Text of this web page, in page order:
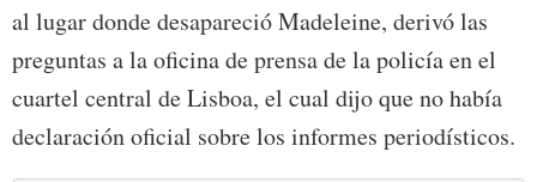
al lugar donde desapareció Madeleine, derivó las
preguntas a la oficina de prensa de la policía en el
cuartel central de Lisboa, el cual dijo que no había
declaración oficial sobre los informes periodísticos.